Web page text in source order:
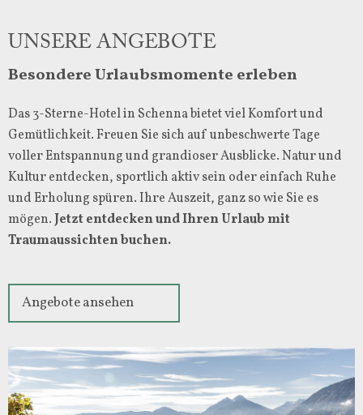
UNSERE ANGEBOTE
Besondere Urlaubsmomente erleben
Das 3-Sterne-Hotel in Schenna bietet viel Komfort und
Gemütlichkeit. Freuen Sie sich auf unbeschwerte Tage
voller Entspannung und grandioser Ausblicke. Natur und
Kultur entdecken, sportlich aktiv sein oder einfach Ruhe
und Erholung spüren. Ihre Auszeit, ganz so wie Sie es
mögen. Jetzt entdecken und Ihren Urlaub mit
Traumaussichten buchen.
Angebote ansehen